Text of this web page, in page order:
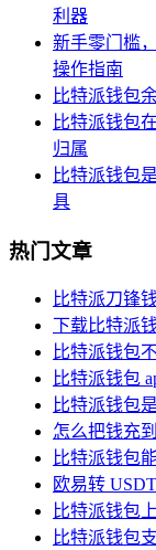
利器
新手零门槛
操作指南
比特派钱包
比特派钱包
归属
比特派钱包
具
热门文章
比特派刀锋
下载比特派
比特派钱包
比特派钱包
比特派钱包
怎么把钱充
比特派钱包
欧易转
比特派钱包
比特派钱包